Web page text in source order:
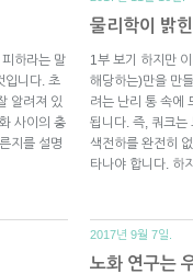
하라는 말
입니다. 초
알려져 있
사이의 충
지를 설명
물리학이 밝
1부 보기 하지만
해당하는)만을 만
려는 난리 통 속에
됩니다. 즉, 쿼크는
색전하를 완전히
타나야 합니다. 하
2017년 9월 7일.
노화 연구는